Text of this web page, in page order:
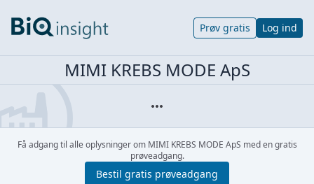
Prøv gratis Log ind
MIMI KREBS MODE ApS
Få adgang til alle oplysninger om MIMI KREBS MODE ApS med en gratis
prøveadgang.
Bestil gratis prøveadgang